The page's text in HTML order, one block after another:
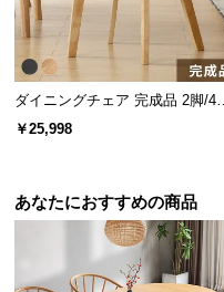
ダイニングチェア 完成品 2脚/4脚
セット
￥25,998
あなたにおすすめの商品